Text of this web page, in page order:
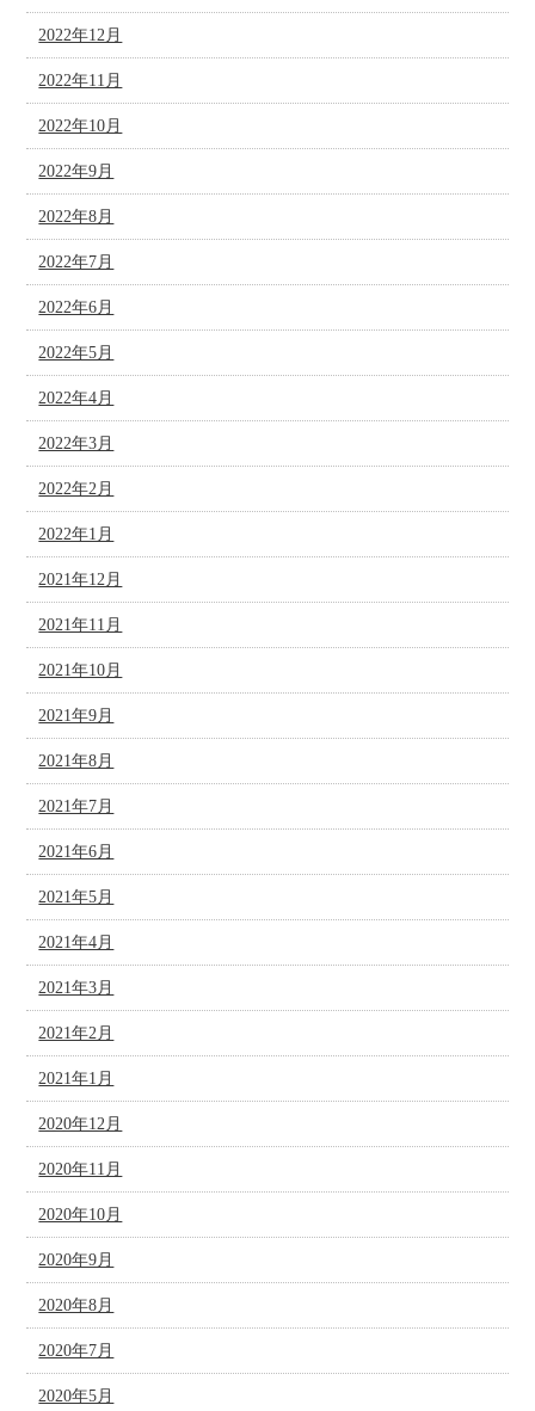
2022年12月
2022年11月
2022年10月
2022年9月
2022年8月
2022年7月
2022年6月
2022年5月
2022年4月
2022年3月
2022年2月
2022年1月
2021年12月
2021年11月
2021年10月
2021年9月
2021年8月
2021年7月
2021年6月
2021年5月
2021年4月
2021年3月
2021年2月
2021年1月
2020年12月
2020年11月
2020年10月
2020年9月
2020年8月
2020年7月
2020年5月